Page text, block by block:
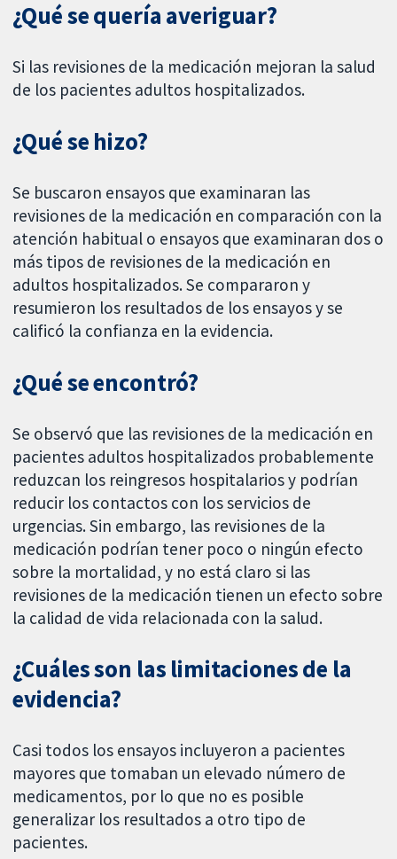
¿Qué se quería averiguar?
Si las revisiones de la medicación mejoran la salud
de los pacientes adultos hospitalizados.
¿Qué se hizo?
Se buscaron ensayos que examinaran las
revisiones de la medicación en comparación con la
atención habitual o ensayos que examinaran dos o
más tipos de revisiones de la medicación en
adultos hospitalizados. Se compararon y
resumieron los resultados de los ensayos y se
calificó la confianza en la evidencia.
¿Qué se encontró?
Se observó que las revisiones de la medicación en
pacientes adultos hospitalizados probablemente
reduzcan los reingresos hospitalarios y podrían
reducir los contactos con los servicios de
urgencias. Sin embargo, las revisiones de la
medicación podrían tener poco o ningún efecto
sobre la mortalidad, y no está claro si las
revisiones de la medicación tienen un efecto sobre
la calidad de vida relacionada con la salud.
¿Cuáles son las limitaciones de la
evidencia?
Casi todos los ensayos incluyeron a pacientes
mayores que tomaban un elevado número de
medicamentos, por lo que no es posible
generalizar los resultados a otro tipo de
pacientes.